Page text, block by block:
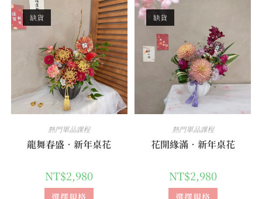
缺貨
熱門單品課程
龍舞春盛．新年桌花
NT$2,980
選擇規格
缺貨
熱門單品課程
花開緣滿．新年桌花
NT$2,980
選擇規格